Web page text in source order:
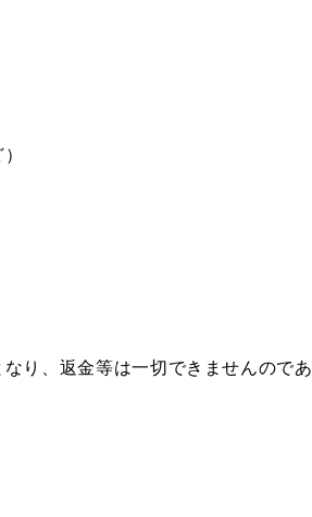
り、返金等は一切できませんのであ